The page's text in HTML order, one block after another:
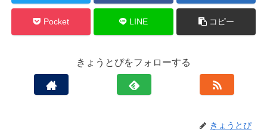
Pocket LINE コピー
きょうとぴをフォローする
きょうとぴ